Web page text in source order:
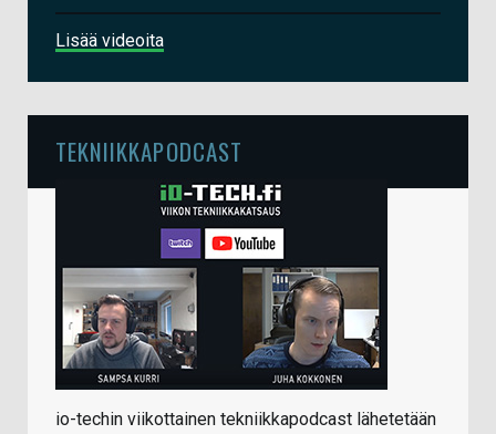
Lisää videoita
TEKNIIKKAPODCAST
io-techin viikottainen tekniikkapodcast lähetetään